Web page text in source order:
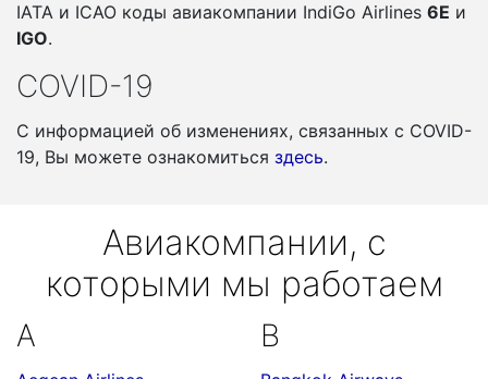
IATA и ICAO коды авиакомпании IndiGo Airlines 6E и
IGO.
COVID-19
С информацией об изменениях, связанных c COVID-
19, Вы можете ознакомиться здесь.
Авиакомпании, с
которыми мы работаем
A B